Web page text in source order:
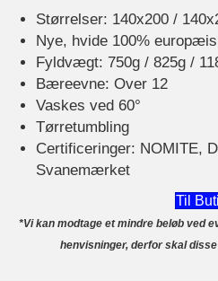
Størrelser: 140x200 /
Nye, hvide 100%
Fyldvægt: 750g / 825g /
Bæreevne: Over 12
Vaskes ved 60°
Tørretumbling
Certificeringer: NOMITE,
Svanemærket
Til
*Vi kan modtage et mindre beløb ved
henvisninger, derfor skal